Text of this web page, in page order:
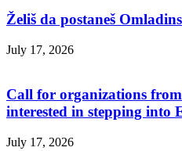
Želiš da postaneš
July 17, 2026
Call for organizations
interested in stepping into
July 17, 2026